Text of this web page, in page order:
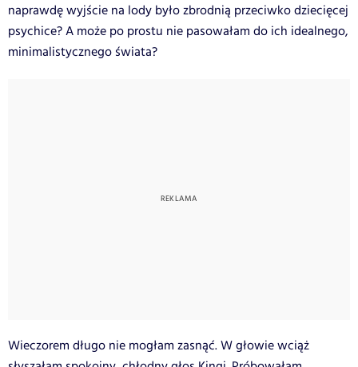
naprawdę wyjście na lody było zbrodnią przeciwko dziecięcej
psychice? A może po prostu nie pasowałam do ich idealnego,
minimalistycznego świata?
Wieczorem długo nie mogłam zasnąć. W głowie wciąż